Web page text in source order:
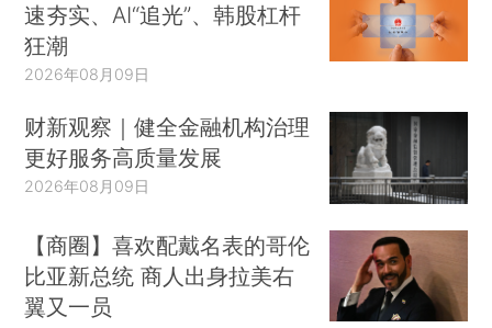
速夯实、AI“追光”、韩股杠杆
狂潮
2026年08月09日
财新观察｜健全金融机构治理
更好服务高质量发展
2026年08月09日
【商圈】喜欢配戴名表的哥伦
比亚新总统 商人出身拉美右
翼又一员